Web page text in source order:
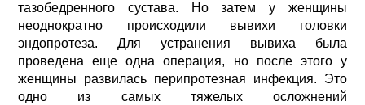
тазобедренного сустава. Но затем у женщины
неоднократно происходили вывихи головки
эндопротеза. Для устранения вывиха была
проведена еще одна операция, но после этого у
женщины развилась перипротезная инфекция. Это
одно из самых тяжелых осложнений